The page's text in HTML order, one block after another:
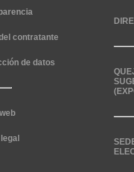
contratante
de datos